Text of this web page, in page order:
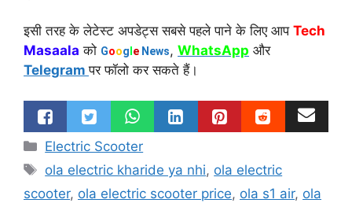
इसी तरह के लेटेस्ट अपडेट्स सबसे पहले पाने के लिए आप Tech
Masaala को Goog e News, WhatsApp और
Telegramपर फॉलो कर सकते हैं।
Categories
Electric Scooter
Tags
ola electric kharide ya nhi, ola electric
scooter, ola electric scooter price, ola s1 air, ola